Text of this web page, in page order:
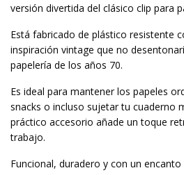
versión divertida del clásico clip para
Está fabricado de plástico resistente
inspiración vintage que no
papelería de los años 70.
Es ideal para mantener los papeles
snacks o incluso sujetar tu cuaderno
práctico accesorio añade un toque
trabajo.
Funcional, duradero y con un